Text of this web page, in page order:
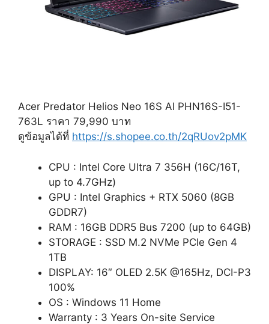
Acer Predator Helios Neo 16S AI PHN16S-I51-
763L ราคา 79,990 บาท
ดูข้อมูลได้ที่ https://s.shopee.co.th/2qRUov2pMK
CPU : Intel Core Ultra 7 356H (16C/16T,
up to 4.7GHz)
GPU : Intel Graphics + RTX 5060 (8GB
GDDR7)
RAM : 16GB DDR5 Bus 7200 (up to 64GB)
STORAGE : SSD M.2 NVMe PCIe Gen 4
1TB
DISPLAY: 16″ OLED 2.5K @165Hz, DCI-P3
100%
OS : Windows 11 Home
Warranty : 3 Years On-site Service